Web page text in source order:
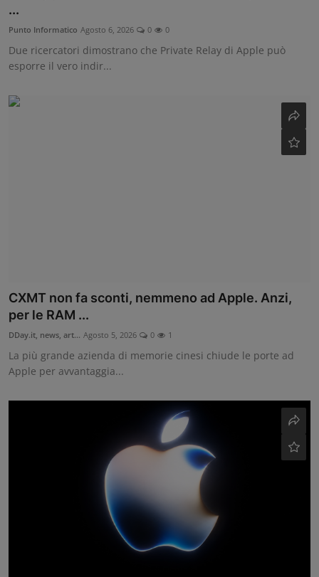
Community
...
Punto Informatico Agosto 6, 2026 0 0
Due ricercatori dimostrano che Private Relay di Apple può
esporre il vero indir...
CXMT non fa sconti, nemmeno ad Apple. Anzi,
per le RAM ...
DDay.it, news, art... Agosto 5, 2026 0 1
La più grande azienda di memorie cinesi chiude le porte ad
Apple per avvantaggia...